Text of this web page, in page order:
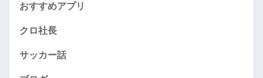
おすすめアプリ
クロ社長
サッカー話